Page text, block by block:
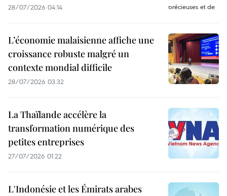
28/07/2026 04:14
L’économie malaisienne affiche une
croissance robuste malgré un
contexte mondial difficile
28/07/2026 03:32
La Thaïlande accélère la
transformation numérique des
petites entreprises
27/07/2026 01:22
L'Indonésie et les Émirats arabes